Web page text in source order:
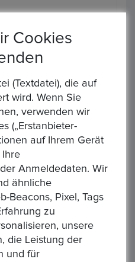
Steuer
Produkte
Cookies
(Textdatei), die auf
wird. Wenn Sie
verwenden wir
(„Erstanbieter-
auf Ihrem Gerät
Ihre
Anmeldedaten. Wir
ähnliche
Beacons, Pixel, Tags
zu
unsere
die Leistung der
und für